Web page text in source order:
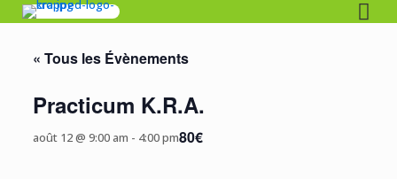
« Tous les Évènements
Practicum K.R.A.
août 12 @ 9:00 am - 4:00 pm80€